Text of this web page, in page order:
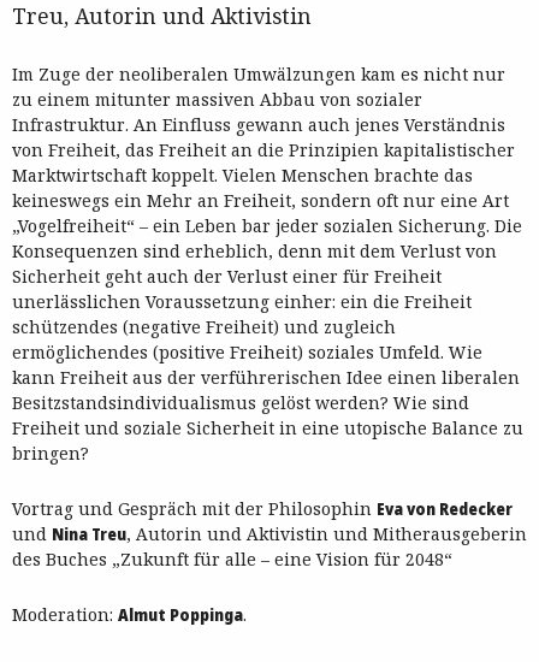
Treu, Autorin und Aktivistin
Im Zuge der neoliberalen Umwälzungen kam es nicht nur
zu einem mitunter massiven Abbau von sozialer
Infrastruktur. An Einfluss gewann auch jenes Verständnis
von Freiheit, das Freiheit an die Prinzipien kapitalistischer
Marktwirtschaft koppelt. Vielen Menschen brachte das
keineswegs ein Mehr an Freiheit, sondern oft nur eine Art
„Vogelfreiheit“ – ein Leben bar jeder sozialen Sicherung. Die
Konsequenzen sind erheblich, denn mit dem Verlust von
Sicherheit geht auch der Verlust einer für Freiheit
unerlässlichen Voraussetzung einher: ein die Freiheit
schützendes (negative Freiheit) und zugleich
ermöglichendes (positive Freiheit) soziales Umfeld. Wie
kann Freiheit aus der verführerischen Idee einen liberalen
Besitzstandsindividualismus gelöst werden? Wie sind
Freiheit und soziale Sicherheit in eine utopische Balance zu
bringen?
Vortrag und Gespräch mit der Philosophin Eva von Redecker
und Nina Treu, Autorin und Aktivistin und Mitherausgeberin
des Buches „Zukunft für alle – eine Vision für 2048“
Moderation: Almut Poppinga.